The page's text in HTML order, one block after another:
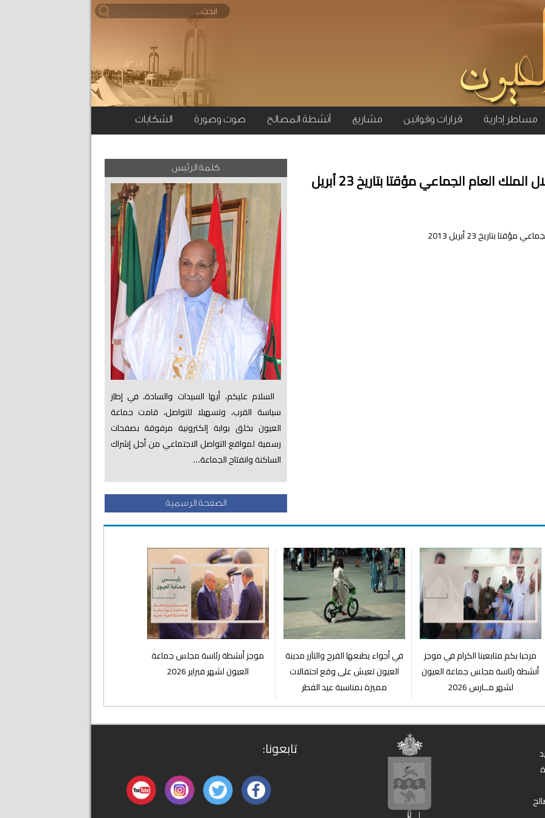
مساطر إدارية قرارات وقوانين مشاريع أنشطة المصالح صوت وصورة الشكايات
قرار رقم 560 يتعلق بتنظيم استغلال الملك العام الجماعي مؤقتا بتاريخ 23 أبريل
كلمة الرئيس
السلام عليكم، أيها السيدات والسادة، في إطار
سياسة القرب، وتسهيلا للتواصل، قامت جماعة
العيون بخلق بوابة إلكترونية مرفوقة بصفحات
رسمية لمواقع التواصل الاجتماعي من أجل إشراك
الساكنة وانفتاح الجماعة…
الصفحة الرسمية
مرحبا بكم متابعينا الكرام في موجز
أنشطة رئاسة مجلس جماعة العيون
لشهر مــارس 2026
في أجواء يطبعها الفرح والتآزر مدينة
العيون تعيش على وقع احتفالات
مميزة بمناسبة عيد الفطر
موجز أنشطة رئاسة مجلس جماعة
العيون لشهر فبراير 2026
تابعونا: